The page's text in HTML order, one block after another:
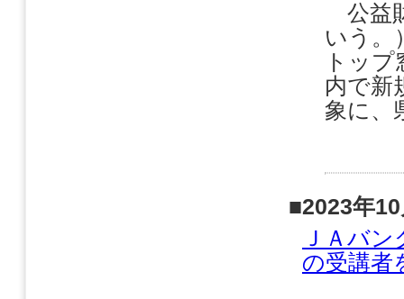
公益
いう。
トッ
内で新
象に、
■2023年
ＪＡバ
の受講者